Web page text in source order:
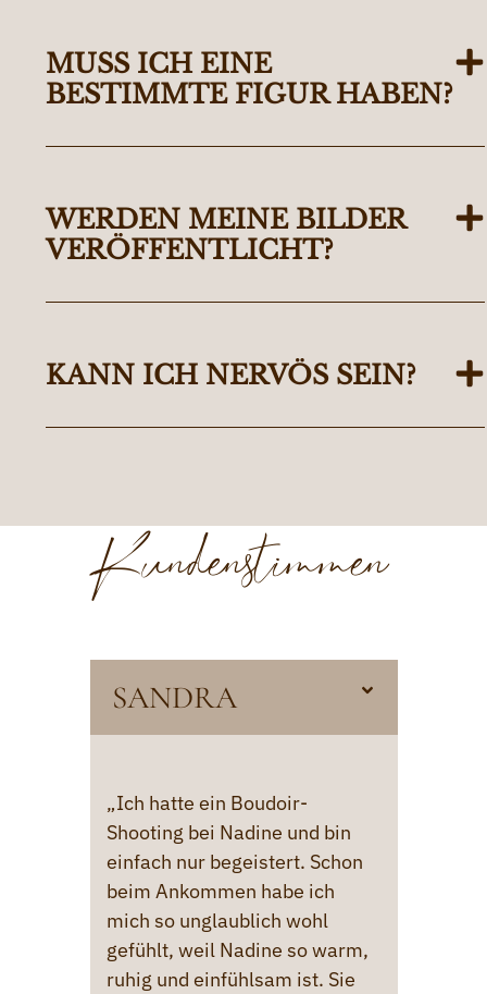
MUSS ICH EINE
BESTIMMTE FIGUR HABEN?
WERDEN MEINE BILDER
VERÖFFENTLICHT?
KANN ICH NERVÖS SEIN?
SANDRA
„Ich hatte ein Boudoir-
Shooting bei Nadine und bin
einfach nur begeistert. Schon
beim Ankommen habe ich
mich so unglaublich wohl
gefühlt, weil Nadine so warm,
ruhig und einfühlsam ist. Sie
Kundenstimmen